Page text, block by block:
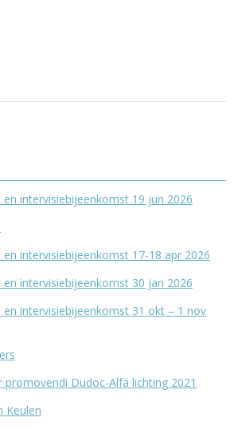
intervisiebijeenkomst 19 jun 2026
intervisiebijeenkomst 17-18 apr 2026
intervisiebijeenkomst 30 jan 2026
en intervisiebijeenkomst 31 okt – 1 nov
Dudoc-Alfa lichting 2021
Keulen